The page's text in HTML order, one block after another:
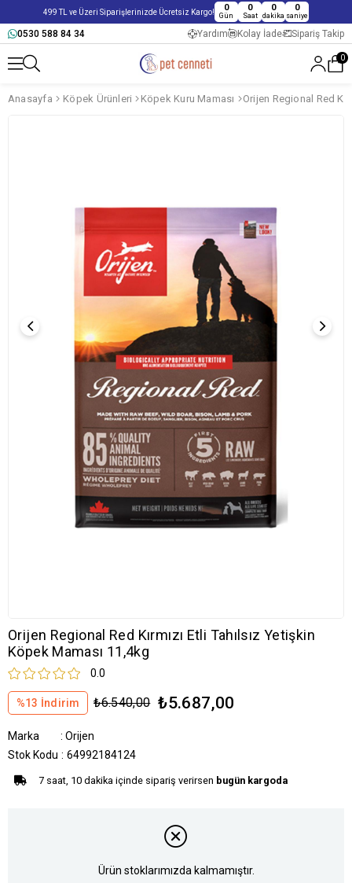
499 TL ve Üzeri Siparişlerinizde Ücretsiz Kargo! 0
Gün
0
Saat
0
dakika
0
saniye
0530 588 84 34 Yardım Kolay İade Sipariş Takip
0
Anasayfa Köpek Ürünleri Köpek Kuru Maması
Orijen Regional Red Kırmızı Etli Tahılsız Yetişkin
Köpek Maması 11,4kg
0.0
%13 İndirim ₺6.540,00 ₺5.687,00
Marka : Orijen
Stok Kodu
64992184124
7 saat, 10 dakika içinde sipariş verirsen bugün kargoda
Ürün stoklarımızda kalmamıştır.